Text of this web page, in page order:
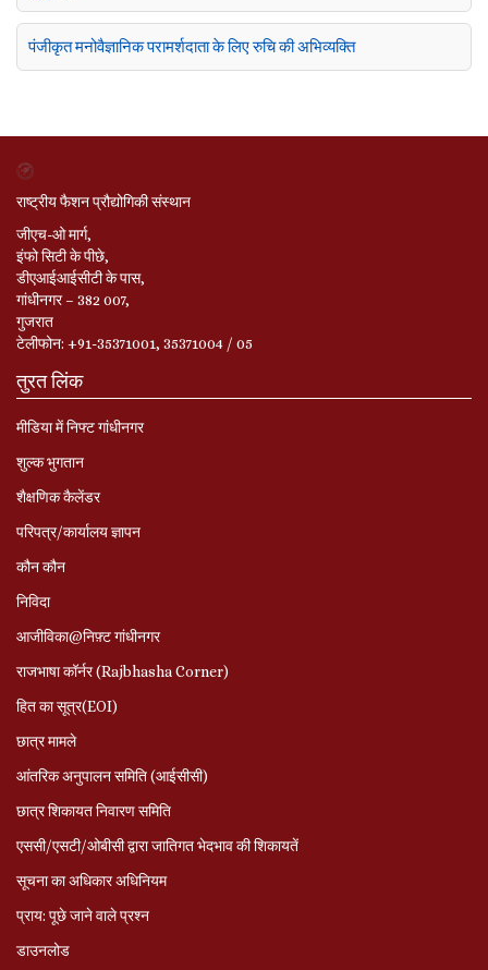
पंजीकृत मनोवैज्ञानिक परामर्शदाता के लिए रुचि की अभिव्यक्ति
राष्ट्रीय फैशन प्रौद्योगिकी संस्थान
जीएच-ओ मार्ग,
इंफो सिटी के पीछे,
डीएआईआईसीटी के पास,
गांधीनगर – 382 007,
गुजरात
टेलीफोन: +91-35371001, 35371004 / 05
तुरत लिंक
मीडिया में निफ्ट गांधीनगर
शुल्क भुगतान
शैक्षणिक कैलेंडर
परिपत्र/कार्यालय ज्ञापन
कौन कौन
निविदा
आजीविका@निफ़्ट गांधीनगर
राजभाषा कॉर्नर (Rajbhasha Corner)
हित का सूत्र(EOI)
छात्र मामले
आंतरिक अनुपालन समिति (आईसीसी)
छात्र शिकायत निवारण समिति
एससी/एसटी/ओबीसी द्वारा जातिगत भेदभाव की शिकायतें
सूचना का अधिकार अधिनियम
प्राय: पूछे जाने वाले प्रश्‍न
डाउनलोड